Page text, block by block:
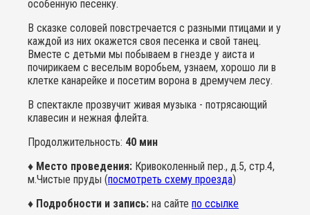
особенную песенку.
В сказке соловей повстречается с разными птицами и у
каждой из них окажется своя песенка и свой танец.
Вместе с детьми мы побываем в гнезде у аиста и
почирикаем с веселым воробьем, узнаем, хорошо ли в
клетке канарейке и посетим ворона в дремучем лесу.
В спектакле прозвучит живая музыка - потрясающий
клавесин и нежная флейта.
Продолжительность: 40 мин
♦ Место проведения: Кривоколенный пер., д.5, стр.4,
м.Чистые пруды (посмотреть схему проезда)
♦ Подробности и запись: на сайте по ссылке